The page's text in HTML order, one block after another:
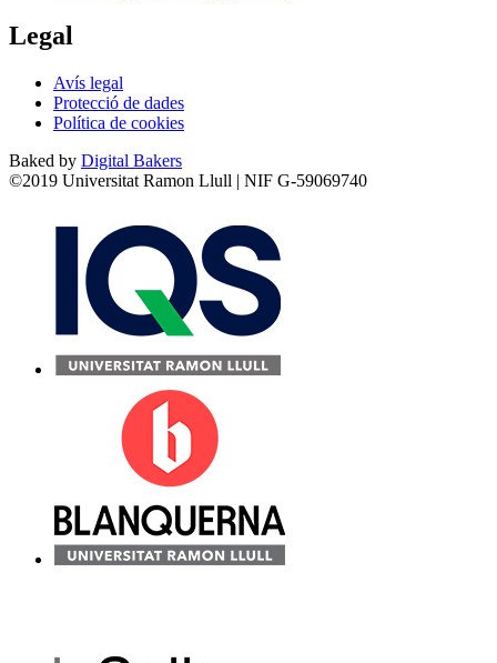
Legal
Avís legal
Protecció de dades
Política de cookies
Baked by Digital Bakers
©2019 Universitat Ramon Llull | NIF G-59069740